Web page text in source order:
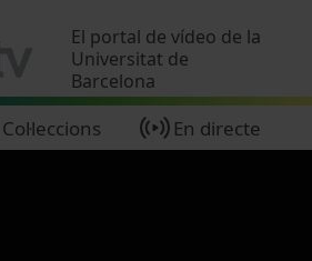
El portal de vídeo de la
Universitat de
Barcelona
Col·leccions En directe